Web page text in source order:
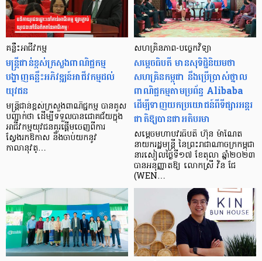
គន្លឹះអាជីវកម្ម
មន្ត្រីជាន់ខ្ពស់ក្រសួងពាណិជ្ជកម្ម
បង្ហាញគន្លឹះអភិវឌ្ឍន៍អាជីវកម្មដល់
យុវជន
មន្រ្តីជាន់ខ្ពស់ក្រសួងពាណិជ្ជកម្ម បានគូស
បញ្ជាក់ថា ដើម្បីទទួលបានជោគជ័យក្នុង
អាជីវកម្មយុវជនគួរផ្តើមចេញពីការ
ស្វែងរកឱកាស និងចាប់យកនូវ
កាលានុវត្…
សហគ្រិនភាព-បច្ចេកវិទ្យា
សម្តេចធិបតី មានសុទិដ្ឋិនិយមថា
សហគ្រិនកម្ពុជា នឹងប្រើប្រាស់ថ្នាល
ពាណិជ្ជកម្មតាមប្រព័ន្ធ Alibaba
ដើម្បីទាញយកប្រយោជន៍ពីទីផ្សារអន្តរ
ជាតិឱ្យបានជាអតិបរមា
សម្តេចមហាបវរធិបតី ហ៊ុន ម៉ាណែត
នាយករដ្ឋមន្រ្តី នៃព្រះរាជាណាចក្រកម្ពុជា
នារសៀលថ្ងៃទី១៧ ខែតុលា ឆ្នាំ២០២៣
បានអនុញ្ញាតឱ្យ លោកស្រី វិន ជែ
(WEN…